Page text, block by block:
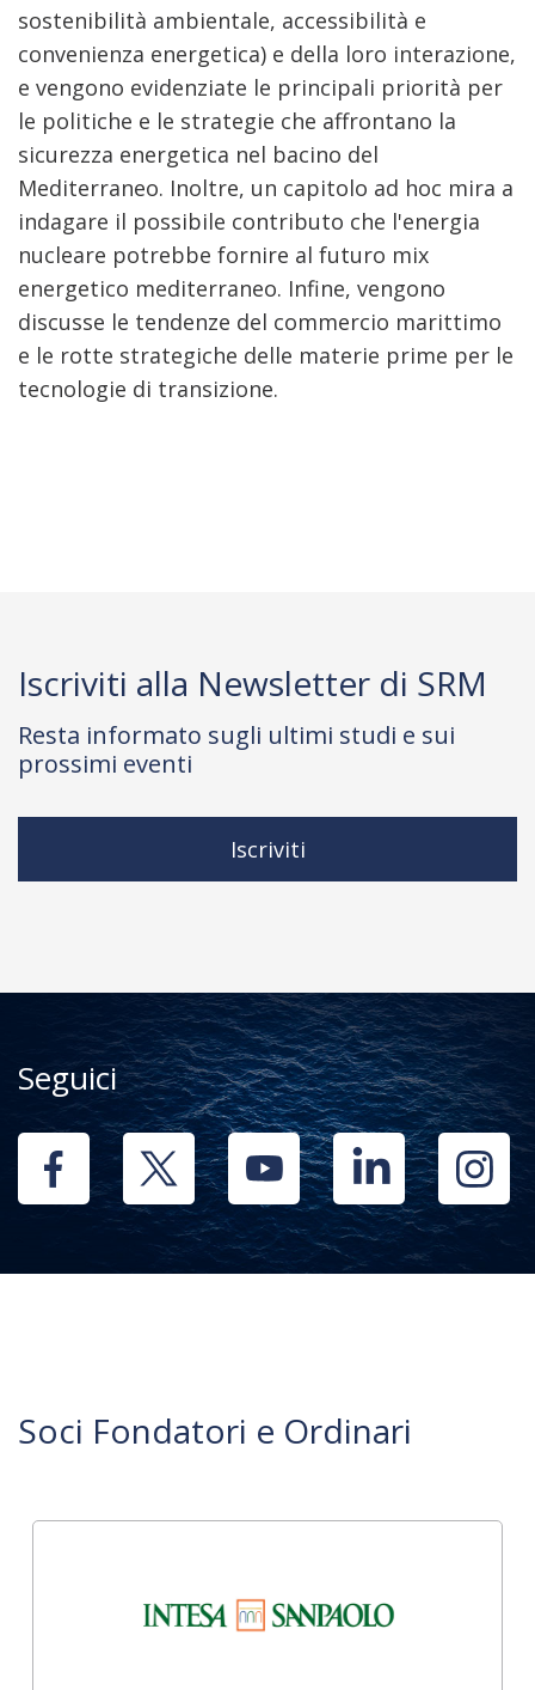
sostenibilità ambientale, accessibilità e
convenienza energetica) e della loro interazione,
e vengono evidenziate le principali priorità per
le politiche e le strategie che affrontano la
sicurezza energetica nel bacino del
Mediterraneo. Inoltre, un capitolo ad hoc mira a
indagare il possibile contributo che l'energia
nucleare potrebbe fornire al futuro mix
energetico mediterraneo. Infine, vengono
discusse le tendenze del commercio marittimo
e le rotte strategiche delle materie prime per le
tecnologie di transizione.
Iscriviti alla Newsletter di SRM
Resta informato sugli ultimi studi e sui
prossimi eventi
Iscriviti
Seguici
Soci Fondatori e Ordinari